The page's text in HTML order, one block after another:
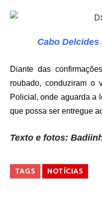
Cabo
Diante das
roubado, conduziram o
Policial, onde aguarda a
que possa ser entregue
Texto e fotos:
TAGS NOTÍCIAS